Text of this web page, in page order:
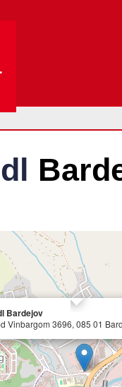
Bardejov
Vinbargom 3696, 085 01